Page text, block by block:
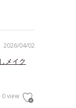
2026/04/02
メイク
0 view